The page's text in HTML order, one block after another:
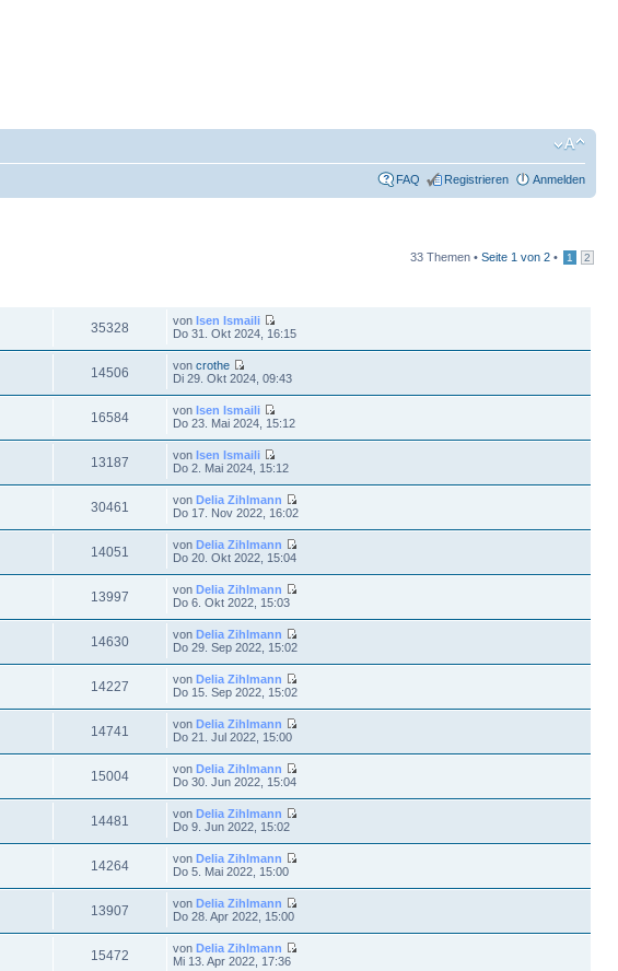
FAQ Registrieren Anmelden
33 Themen • Seite 1 von 2 • 1 2
35328 vonIsen Ismaili
Do 31. Okt 2024, 16:15
14506 voncrothe
Di 29. Okt 2024, 09:43
16584 vonIsen Ismaili
Do 23. Mai 2024, 15:12
13187 vonIsen Ismaili
Do 2. Mai 2024, 15:12
30461 vonDelia Zihlmann
Do 17. Nov 2022, 16:02
14051 vonDelia Zihlmann
Do 20. Okt 2022, 15:04
13997 vonDelia Zihlmann
Do 6. Okt 2022, 15:03
14630 vonDelia Zihlmann
Do 29. Sep 2022, 15:02
14227 vonDelia Zihlmann
Do 15. Sep 2022, 15:02
14741 vonDelia Zihlmann
Do 21. Jul 2022, 15:00
15004 vonDelia Zihlmann
Do 30. Jun 2022, 15:04
14481 vonDelia Zihlmann
Do 9. Jun 2022, 15:02
14264 vonDelia Zihlmann
Do 5. Mai 2022, 15:00
13907 vonDelia Zihlmann
Do 28. Apr 2022, 15:00
15472 vonDelia Zihlmann
Mi 13. Apr 2022, 17:36